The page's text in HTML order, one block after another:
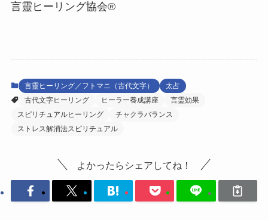
言靈ヒーリング協会®️
言靈ヒーリング／フトマニ（古代文字）
太占
古代文字ヒーリング
ヒーラー養成講座
言霊効果
スピリチュアルヒーリング
チャクラバランス
ストレス解消法スピリチュアル
よかったらシェアしてね！